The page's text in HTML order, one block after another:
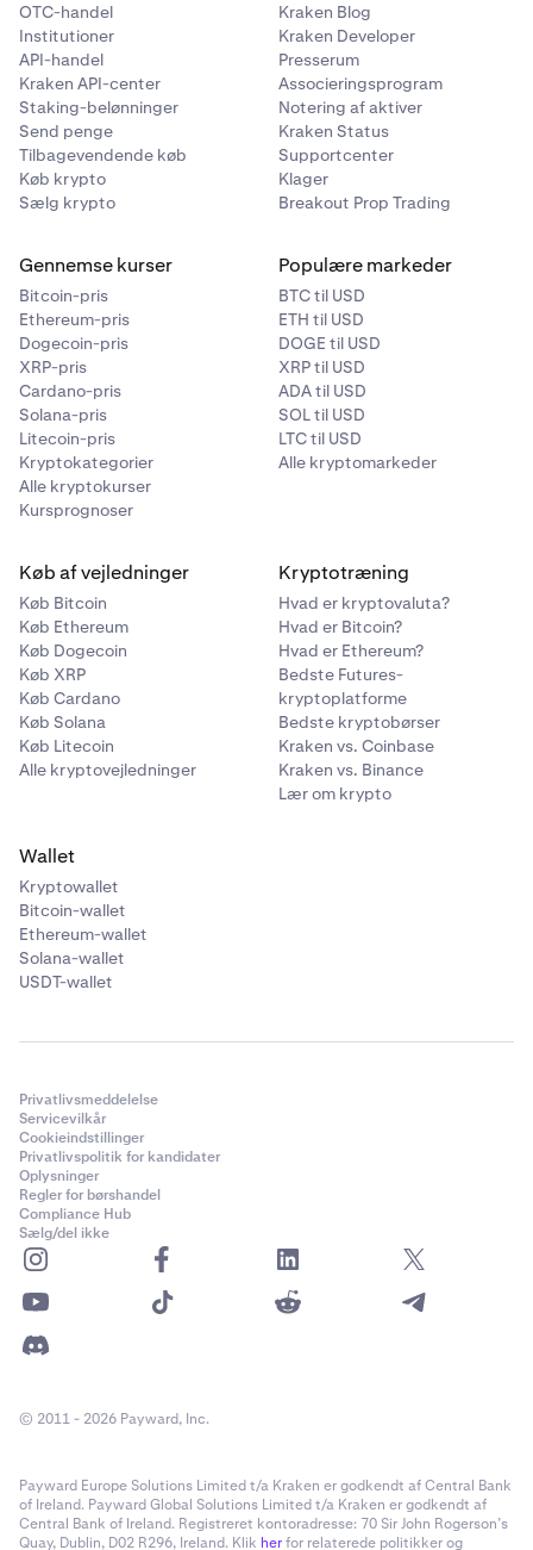
OTC-handel
Institutioner
API-handel
Kraken API-center
Staking-belønninger
Send penge
Tilbagevendende køb
Køb krypto
Sælg krypto
Kraken Blog
Kraken Developer
Presserum
Associeringsprogram
Notering af aktiver
Kraken Status
Supportcenter
Klager
Breakout Prop Trading
Gennemse kurser
Bitcoin-pris
Ethereum-pris
Dogecoin-pris
XRP-pris
Cardano-pris
Solana-pris
Litecoin-pris
Kryptokategorier
Alle kryptokurser
Kursprognoser
Populære markeder
BTC til USD
ETH til USD
DOGE til USD
XRP til USD
ADA til USD
SOL til USD
LTC til USD
Alle kryptomarkeder
Køb af vejledninger
Køb Bitcoin
Køb Ethereum
Køb Dogecoin
Køb XRP
Køb Cardano
Køb Solana
Køb Litecoin
Alle kryptovejledninger
Kryptotræning
Hvad er kryptovaluta?
Hvad er Bitcoin?
Hvad er Ethereum?
Bedste Futures-
kryptoplatforme
Bedste kryptobørser
Kraken vs. Coinbase
Kraken vs. Binance
Lær om krypto
Wallet
Kryptowallet
Bitcoin-wallet
Ethereum-wallet
Solana-wallet
USDT-wallet
Privatlivsmeddelelse
Servicevilkår
Cookieindstillinger
Privatlivspolitik for kandidater
Oplysninger
Regler for børshandel
Compliance Hub
Sælg/del ikke
© 2011 - 2026 Payward, Inc.
Payward Europe Solutions Limited t/a Kraken er godkendt af Central Bank
of Ireland. Payward Global Solutions Limited t/a Kraken er godkendt af
Central Bank of Ireland. Registreret kontoradresse: 70 Sir John Rogerson’s
Quay, Dublin, D02 R296, Ireland. Klik herfor relaterede politikker og